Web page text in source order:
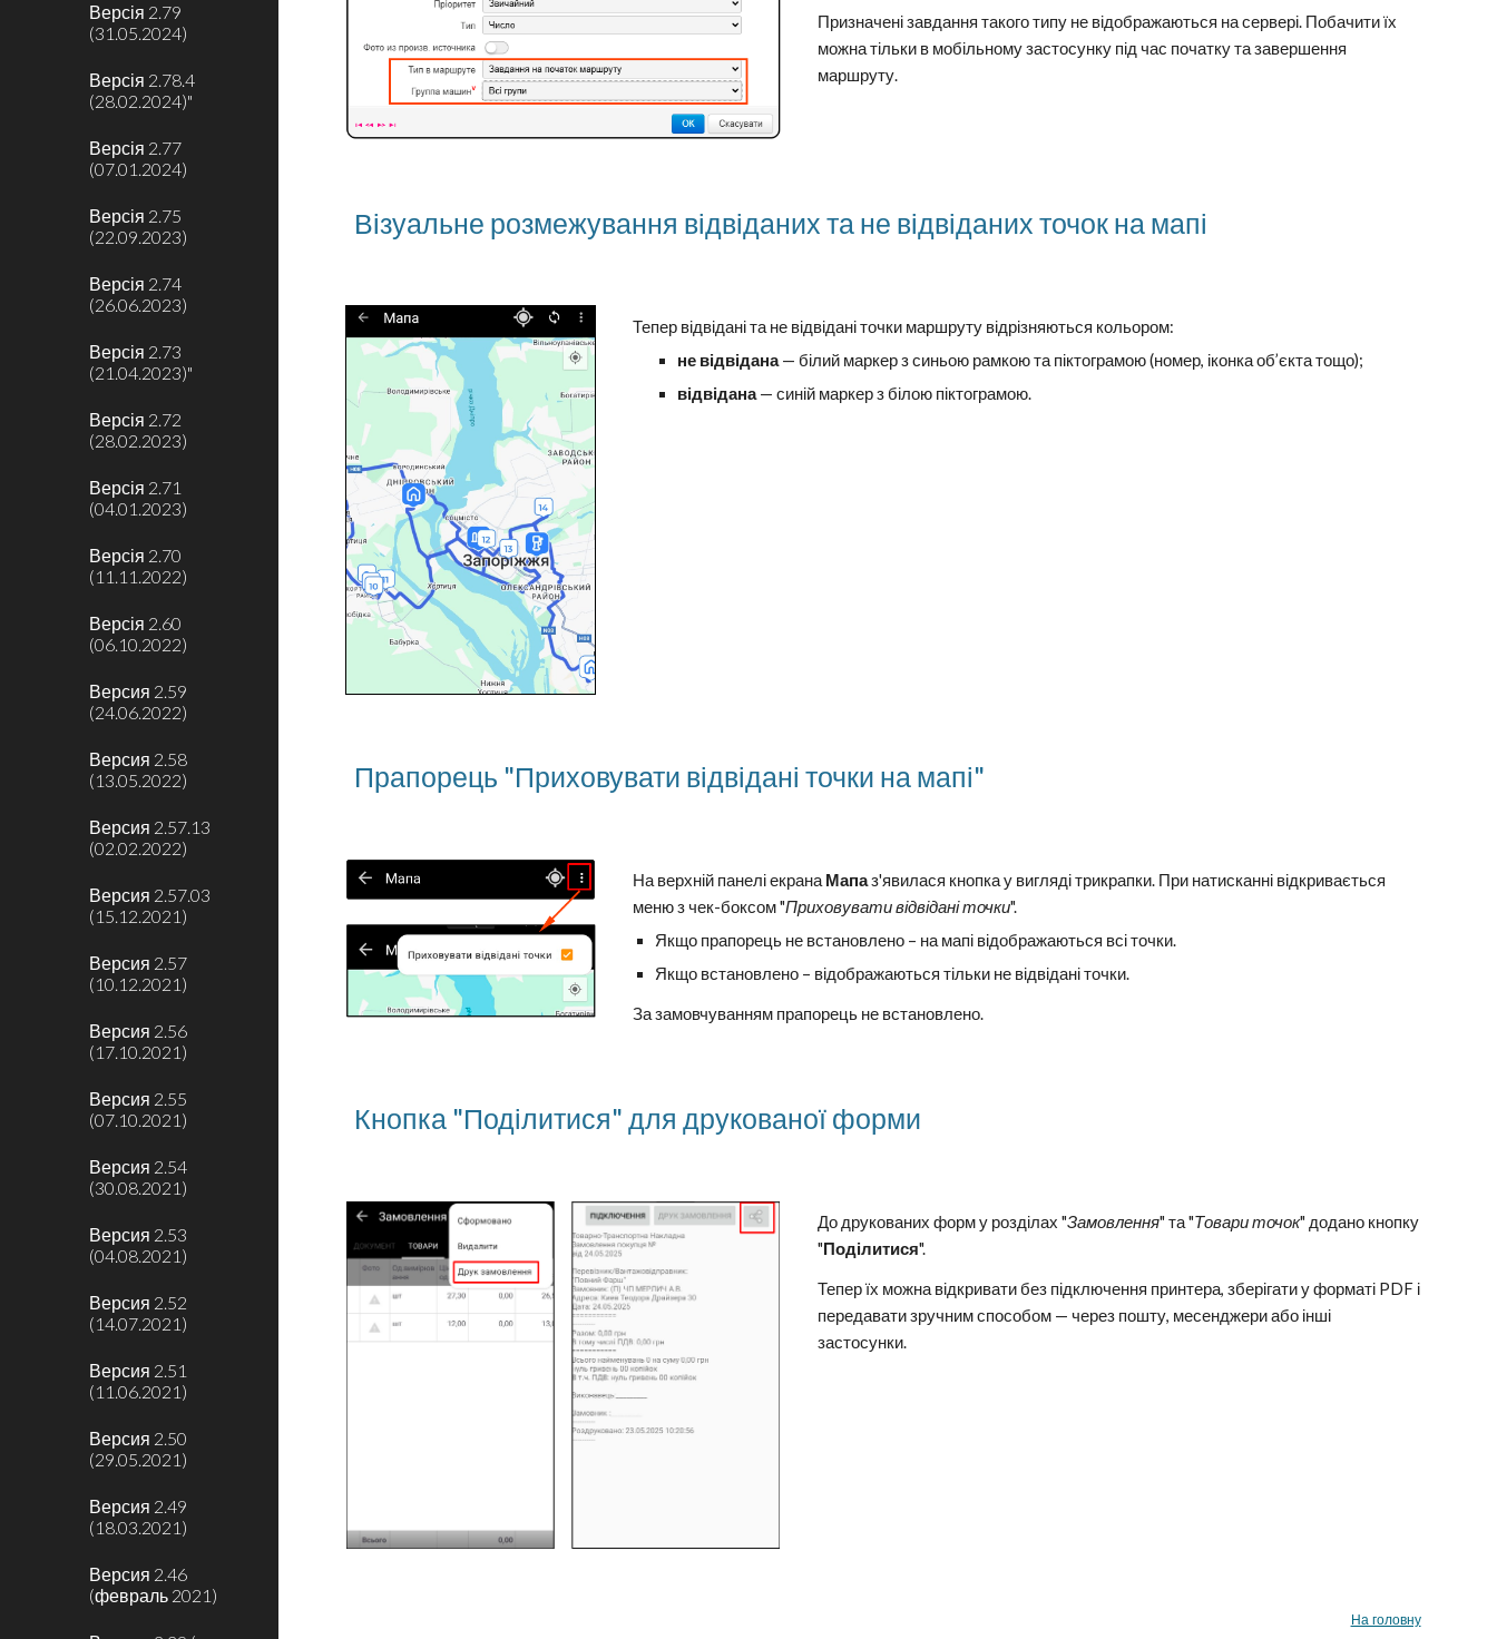
Версія 2.79
(31.05.2024)
Версія 2.78.4
(28.02.2024)"
Версія 2.77
(07.01.2024)
Версія 2.75
(22.09.2023)
Версія 2.74
(26.06.2023)
Версія 2.73
(21.04.2023)"
Версія 2.72
(28.02.2023)
Версія 2.71
(04.01.2023)
Версія 2.70
(11.11.2022)
Версія 2.60
(06.10.2022)
Версия 2.59
(24.06.2022)
Версия 2.58
(13.05.2022)
Версия 2.57.13
(02.02.2022)
Версия 2.57.03
(15.12.2021)
Версия 2.57
(10.12.2021)
Версия 2.56
(17.10.2021)
Версия 2.55
(07.10.2021)
Версия 2.54
(30.08.2021)
Версия 2.53
(04.08.2021)
Версия 2.52
(14.07.2021)
Версия 2.51
(11.06.2021)
Версия 2.50
(29.05.2021)
Версия 2.49
(18.03.2021)
Версия 2.46
(февраль 2021)
Призначені завдання такого типу не відображаються на сервері. Побачити їх
можна тільки в мобільному застосунку під час початку та завершення
маршруту.
Візуальне розмежування відвіданих та не відвіданих точок на мапі
Тепер відвідані та не відвідані точки маршруту відрізняються кольором:
не відвідана— білий маркер з синьою рамкою та піктограмою (номер, іконка об’єкта тощо);
відвідана— синій маркер з білою піктограмою.
Прапорець "Приховувати відвідані точки на мапі"
На верхній панелі екрана Мапаз'явилася кнопка у вигляді трикрапки. При натисканні відкривається
меню з чек-боксом "Приховувати відвідані точки".
Якщо прапорець не встановлено – на мапі відображаються всі точки.
Якщо встановлено – відображаються тільки не відвідані точки.
За замовчуванням прапорець не встановлено.
Кнопка "Поділитися" для друкованої форми
До друкованих форм у розділах "Замовлення" та "Товари точок" додано кнопку
"Поділитися".
Тепер їх можна відкривати без підключення принтера, зберігати у форматі PDF і
передавати зручним способом — через пошту, месенджери або інші
застосунки.
На головну